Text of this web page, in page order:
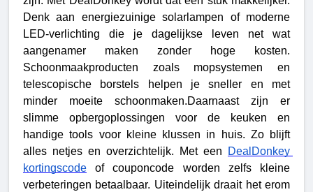
Denk aan energiezuinige solarlampen of moderne
LED-verlichting die je dagelijkse leven net wat
aangenamer maken zonder hoge kosten.
Schoonmaakproducten zoals mopsystemen en
telescopische borstels helpen je sneller en met
minder moeite schoonmaken.Daarnaast zijn er
slimme opbergoplossingen voor de keuken en
handige tools voor kleine klussen in huis. Zo blijft
alles netjes en overzichtelijk. Met een
DealDonkey
kortingscode of couponcode worden zelfs kleine
verbeteringen betaalbaar. Uiteindelijk draait het erom